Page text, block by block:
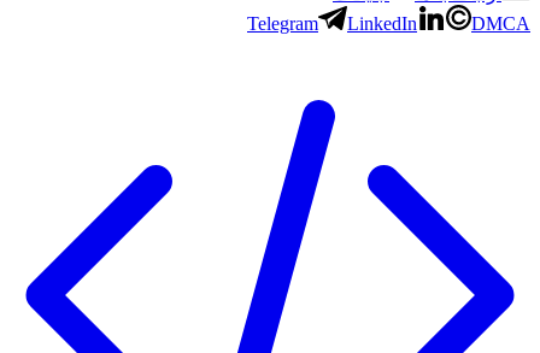
Telegram
LinkedIn DMCA